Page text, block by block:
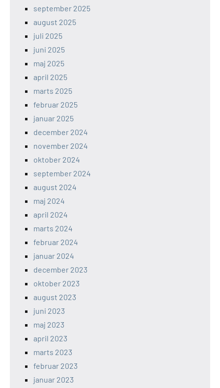
september 2025
august 2025
juli 2025
juni 2025
maj 2025
april 2025
marts 2025
februar 2025
januar 2025
december 2024
november 2024
oktober 2024
september 2024
august 2024
maj 2024
april 2024
marts 2024
februar 2024
januar 2024
december 2023
oktober 2023
august 2023
juni 2023
maj 2023
april 2023
marts 2023
februar 2023
januar 2023